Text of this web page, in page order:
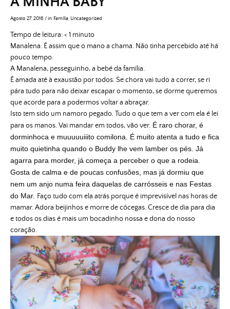
Agosto 27, 2016 /in: Família Uncategorized
Tempo de leitura:< 1 minuto
Manalena. É assim que o mano a chama. Não tinha percebido até há
pouco tempo.
A Manalena, pesseguinho, a bebé da família.
É amada até à exaustão por todos. Se chora vai tudo a correr, se ri
pára tudo para não deixar escapar o momento, se dorme queremos
que acorde para a podermos voltar a abraçar.
Isto tem sido um namoro pegado.Tudo o que tem a ver com ela é lei
para os manos. Vai mandar em todos, vão ver. É raro chorar, é
dorminhoca e muuuuuiiito comilona. É muito atenta a tudo e fica
muito quietinha quando o Buddy lhe vem lamber os pés. Já
agarra para morder, já começa a perceber o que a rodeia.
Gosta de calma e de poucas confusões, mas já dormiu que
nem um anjo numa feira daquelas de carrósseis e nas Festas
do Mar. Faço tudo com ela atrás porque é imprevisível nas horas de
mamar. Adora beijinhos e morre de cócegas. Cresce de dia para dia
e todos os dias é mais um bocadinho nossa e dona do nosso
coração.